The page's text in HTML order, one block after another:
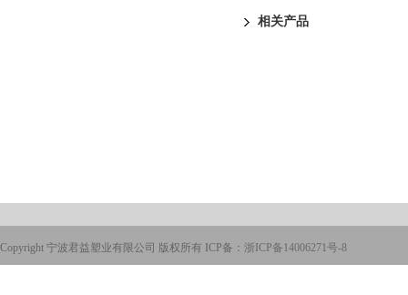
相关产品
Copyright 宁波君益塑业有限公司 版权所有 ICP备： 浙ICP备14006271号-8